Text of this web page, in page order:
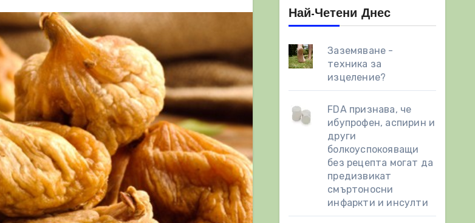
Най-Четени Днес
Заземяване -
техника за
изцеление?
FDA признава, че
ибупрофен, аспирин и
други
болкоуспокояващи
без рецепта могат да
предизвикат
смъртоносни
инфаркти и инсулти